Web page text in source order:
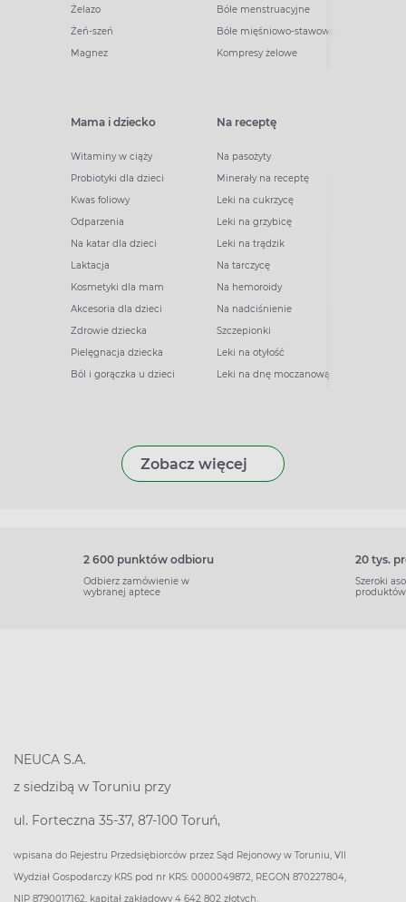
Żelazo
Żeń-szeń
Magnez
Bóle menstruacyjne
Bóle mięśniowo-stawowe
Kompresy żelowe
Mama i dziecko
Witaminy w ciąży
Probiotyki dla dzieci
Kwas foliowy
Odparzenia
Na katar dla dzieci
Laktacja
Kosmetyki dla mam
Akcesoria dla dzieci
Zdrowie dziecka
Pielęgnacja dziecka
Ból i gorączka u dzieci
Na receptę
Na pasożyty
Minerały na receptę
Leki na cukrzycę
Leki na grzybicę
Leki na trądzik
Na tarczycę
Na hemoroidy
Na nadciśnienie
Szczepionki
Leki na otyłość
Leki na dnę moczanową
Zobacz więcej
2 600 punktów odbioru
Odbierz zamówienie w
wybranej aptece
20 tys.
Szeroki
produktów
NEUCA S.A.
z siedzibą w Toruniu przy
ul. Forteczna 35-37, 87-100 Toruń,
wpisana do Rejestru Przedsiębiorców przez Sąd Rejonowy w Toruniu, VII
Wydział Gospodarczy KRS pod nr KRS: 0000049872, REGON 870227804,
NIP 8790017162, kapitał zakładowy 4 642 802 złotych.